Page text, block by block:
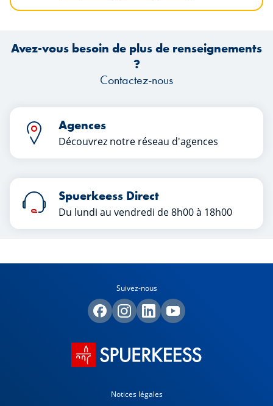
Avez-vous besoin de plus de renseignements
?
Contactez-nous
Agences
Découvrez notre réseau d'agences
Spuerkeess Direct
Du lundi au vendredi de 8h00 à 18h00
Suivez-nous
Notices légales